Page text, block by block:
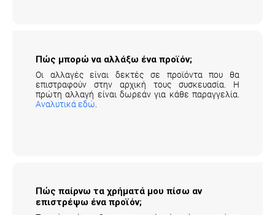
Πώς μπορώ να αλλάξω ένα προϊόν;
Οι αλλαγές είναι δεκτές σε προϊόντα που θα
επιστραφούν στην αρχική τους συσκευασία. Η
πρώτη αλλαγή είναι δωρεάν για κάθε παραγγελία.
Αναλυτικά εδώ
Πώς παίρνω τα χρήματά μου πίσω αν
επιστρέψω ένα προϊόν;